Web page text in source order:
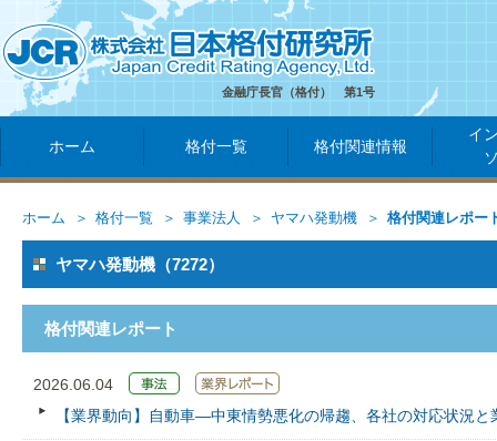
金融庁長官（格付） 第1号
ホーム 格付一覧 格付関連情報
イ
ホーム 格付一覧 事業法人 ヤマハ発動機 格付関連レポー
ヤマハ発動機（7272）
格付関連レポート
2026.06.04
【業界動向】自動車―中東情勢悪化の帰趨、各社の対応状況